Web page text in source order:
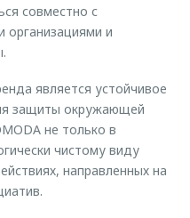
совместно с
и
является устойчивое
защиты окружающей
не только в
чистому виду
направленных на